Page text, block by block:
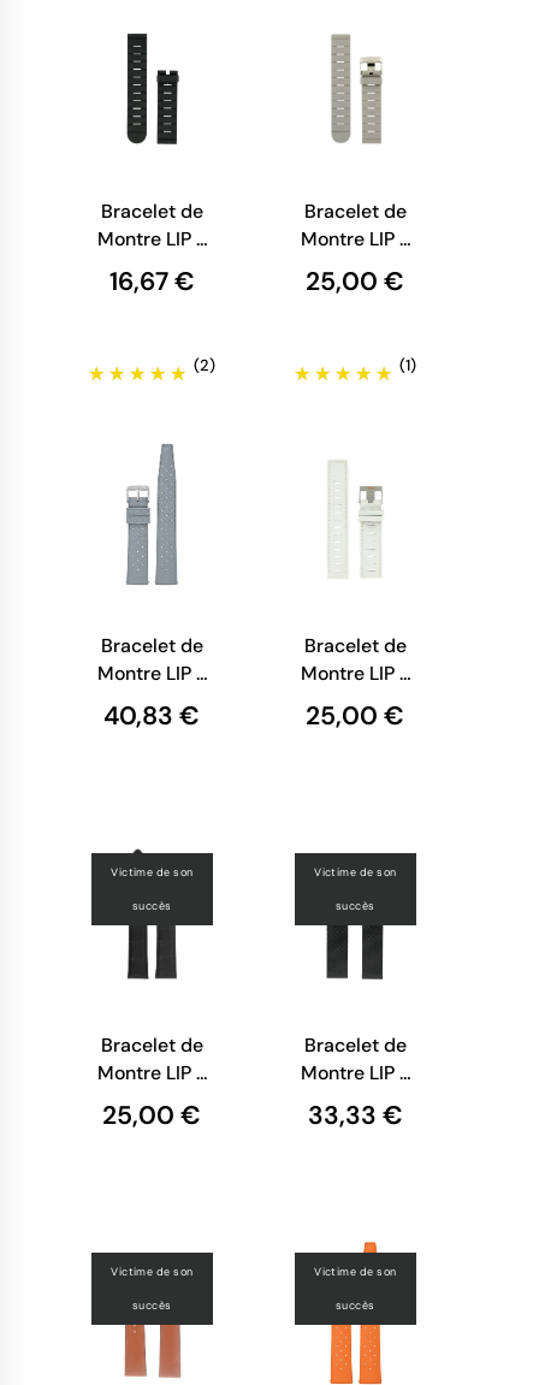
Bracelet de
Montre LIP -
Caoutchouc
noir - 20
16,67 €
(2)
Bracelet de
Montre LIP -
Caoutchouc
gris - 20 mm
25,00 €
(1)
Bracelet de
Montre LIP -
Tropic
Perforé Gris
40,83 €
Bracelet de
Montre LIP -
Cuir Blanc
Grainé - 20
25,00 €
Victime de son
succès
Bracelet de
Montre LIP -
Cuir Noir
Façon Croco
25,00 €
Victime de son
succès
Bracelet de
Montre LIP -
Maille
Milanaise
33,33 €
Victime de son
succès
Victime de son
succès